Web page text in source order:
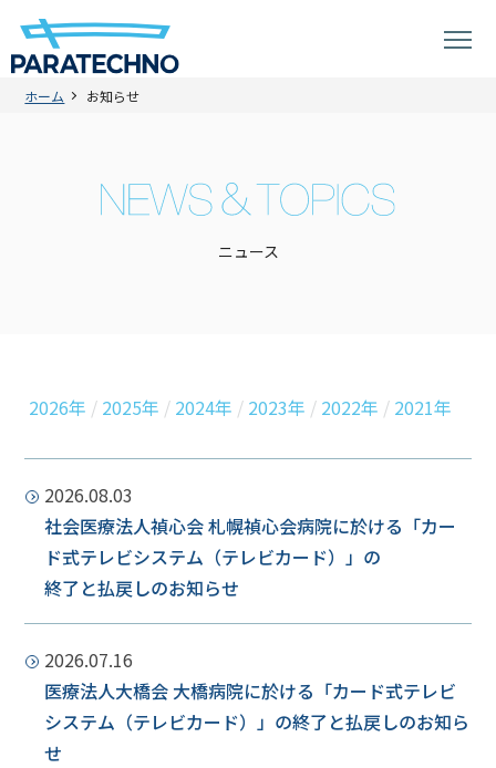
ホーム お知らせ
ニュース
2026年 2025年 2024年 2023年 2022年 2021年
社会医療法人禎心会 札幌禎心会病院に於ける「カー
ド式テレビシステム（テレビカード）」の
終了と払戻しのお知らせ
2026.08.03
医療法人大橋会 大橋病院に於ける「カード式テレビ
システム（テレビカード）」の終了と払戻しのお知ら
せ
2026.07.16